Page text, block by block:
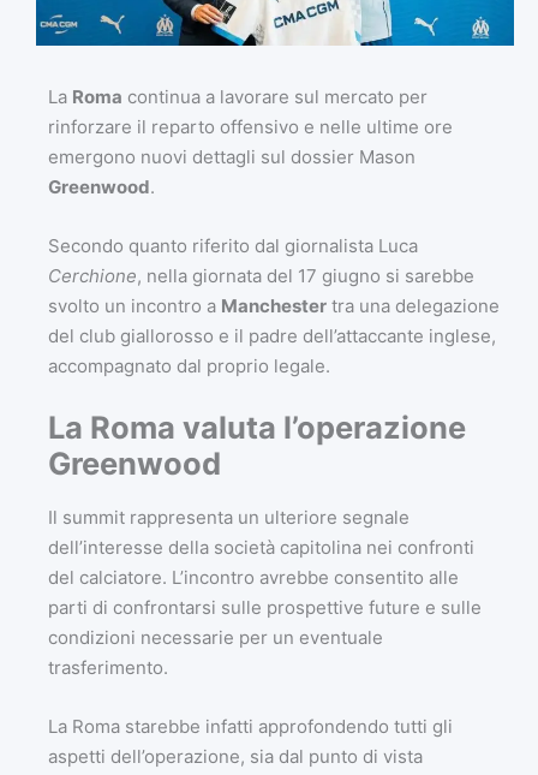
La Roma continua a lavorare sul mercato per
rinforzare il reparto offensivo e nelle ultime ore
emergono nuovi dettagli sul dossier Mason
Greenwood.
Secondo quanto riferito dal giornalista Luca
Cerchione, nella giornata del 17 giugno si sarebbe
svolto un incontro a Manchester tra una delegazione
del club giallorosso e il padre dell’attaccante inglese,
accompagnato dal proprio legale.
La Roma valuta l’operazione
Greenwood
Il summit rappresenta un ulteriore segnale
dell’interesse della società capitolina nei confronti
del calciatore. L’incontro avrebbe consentito alle
parti di confrontarsi sulle prospettive future e sulle
condizioni necessarie per un eventuale
trasferimento.
La Roma starebbe infatti approfondendo tutti gli
aspetti dell’operazione, sia dal punto di vista